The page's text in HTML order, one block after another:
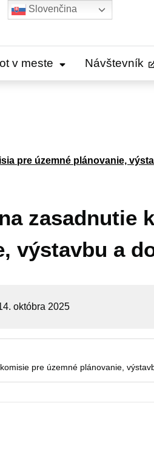
v meste Návštevník
pre územné plánovanie,
zasadnutie
výstavbu a
októbra 2025
pre územné plánovanie,
Slovenčina